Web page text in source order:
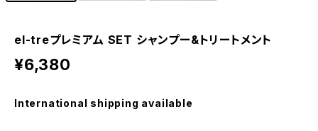
el-treプレミアム SET シャンプー&トリートメント
¥6,380
International shipping available